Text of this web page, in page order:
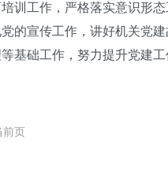
训工作，严格落实意识形
宣传工作，讲好机关党
基础工作，努力提升党建工
页